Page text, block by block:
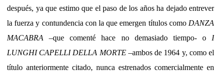
después, ya que estimo que el paso de los años ha dejado entrever
la fuerza y contundencia con la que emergen títulos como DANZA
MACABRA –que comenté hace no demasiado tiempo- o I
LUNGHI CAPELLI DELLA MORTE–ambos de 1964 y, como el
título anteriormente citado, nunca estrenados comercialmente en